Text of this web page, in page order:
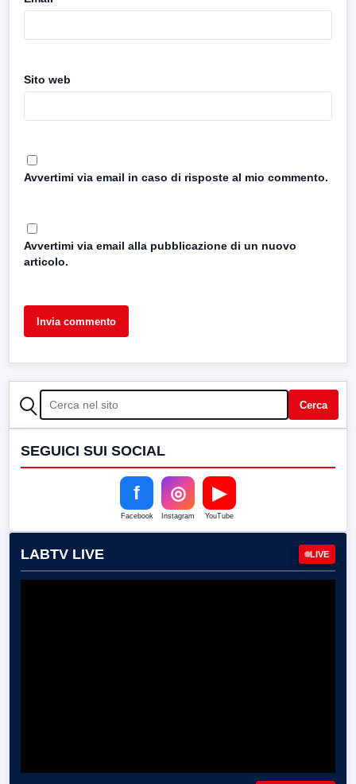
Sito web
Avvertimi via email in caso di risposte al mio commento.
Avvertimi via email alla pubblicazione di un nuovo
articolo.
CERCA Cerca
SEGUICI SUI SOCIAL
f
Facebook
◎
Instagram
▶
YouTube
LABTV LIVE LIVE